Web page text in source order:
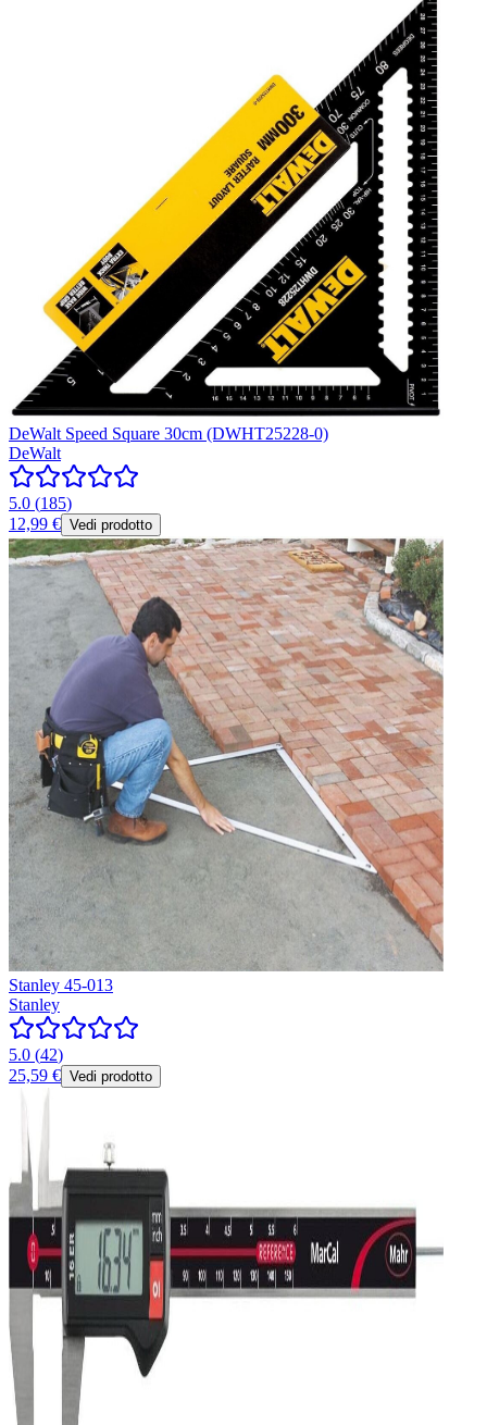
DeWalt Speed Square 30cm (DWHT25228-0)
DeWalt
5.0 (185)
12,99 € Vedi prodotto
Stanley 45-013
Stanley
5.0 (42)
25,59 € Vedi prodotto